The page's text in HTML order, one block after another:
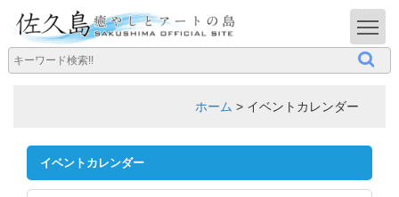
ホーム > イベントカレンダー
イベントカレンダー